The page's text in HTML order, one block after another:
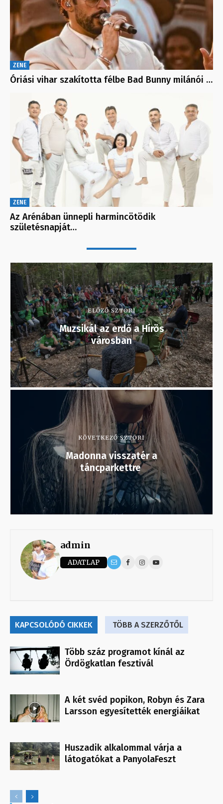
ZENE
Óriási vihar szakította félbe Bad Bunny milánói …
ZENE
Az Arénában ünnepli harmincötödik
születésnapját…
ELŐZŐ SZTORI
Muzsikál az erdő a Hírös
városban
KÖVETKEZŐ SZTORI
Madonna visszatér a
táncparkettre
admin
ADATLAP
KAPCSOLÓDÓ CIKKEK TÖBB A SZERZŐTŐL
Több száz programot kínál az
Ördögkatlan fesztivál
A két svéd popikon, Robyn és Zara
Larsson egyesítették energiáikat
Huszadik alkalommal várja a
látogatókat a PanyolaFeszt